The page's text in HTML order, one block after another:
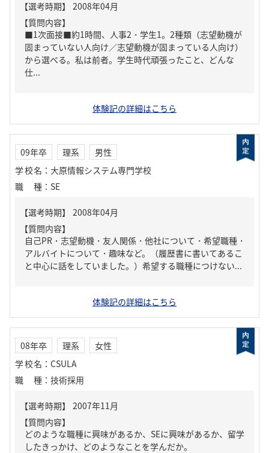
【質問内容】
■1次面接■約1時間、人事2・学生1。2種類（志望動機が
固まっていない人向け／志望動機が固まっている人向け）
から選べる。私は前者。学生時代頑張ったこと、どんな
仕...
体験記の詳細はこちら
09年卒 理系
男性
学校名 ： 大原情報システム専門学校
職種 ： SE
【質問内容】
自己PR・志望動機・友人関係・他社について・希望職種・
アルバイトについて・趣味など。（履歴書に書いてあるこ
と中心に話をしていました。）希望する職種につけない...
体験記の詳細はこちら
08年卒 理系
女性
学校名 ： CSULA
職種 ： 技術採用
【質問内容】
どのような職種に興味があるか、SEに興味があるか、留学
したきっかけ、どのようなことを学んだか。